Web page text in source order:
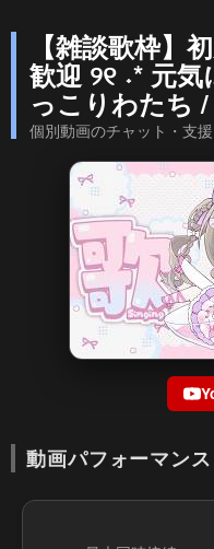
【雑談歌枠】
歓迎 ୨୧ ˖* 元
っこりわたち /
個別動画のチャット・支
動画パフォーマンス